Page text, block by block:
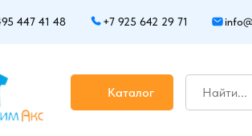
447 41 48 +7 925 642 29 71
Каталог